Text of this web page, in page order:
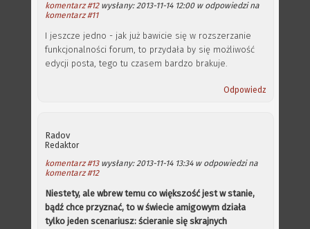
komentarz #12wysłany: 2013-11-14 12:00 w odpowiedzi na
komentarz #11
I jeszcze jedno - jak już bawicie się w rozszerzanie
funkcjonalności forum, to przydała by się możliwość
edycji posta, tego tu czasem bardzo brakuje.
Odpowiedz
Radov
Redaktor
komentarz #13wysłany: 2013-11-14 13:34 w odpowiedzi na
komentarz #12
Niestety, ale wbrew temu co większość jest w stanie,
bądź chce przyznać, to w świecie amigowym działa
tylko jeden scenariusz: ścieranie się skrajnych